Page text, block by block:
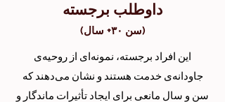
داوطلب برجسته
(سن ۳۰+ سال)
این افراد برجسته، نمونه‌ای از روحیه‌ی
جاودانه‌ی خدمت هستند و نشان می‌دهند که
سن و سال مانعی برای ایجاد تأثیرات ماندگار و